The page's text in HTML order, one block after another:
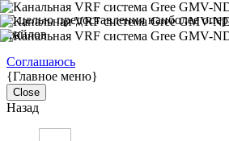
С целью предоставления наиболее
файлов
Соглашаюсь
{Главное меню}
Close
Назад